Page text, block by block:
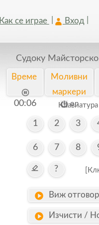
Как се играе Вход
Судоку Майсторско
Време
00:07
Моливни
маркери
on
Kлавиатура
1 2 3
6 7 8
?
Виж
Изчисти /